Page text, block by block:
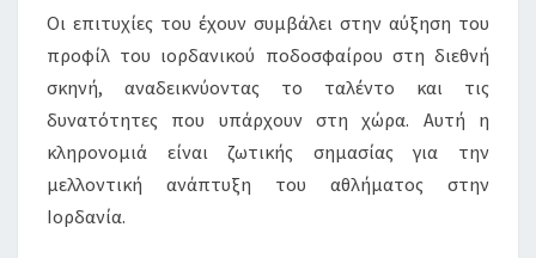
Οι επιτυχίες του έχουν συμβάλει στην αύξηση του
προφίλ του ιορδανικού ποδοσφαίρου στη διεθνή
σκηνή, αναδεικνύοντας το ταλέντο και τις
δυνατότητες που υπάρχουν στη χώρα. Αυτή η
κληρονομιά είναι ζωτικής σημασίας για την
μελλοντική ανάπτυξη του αθλήματος στην
Ιορδανία.